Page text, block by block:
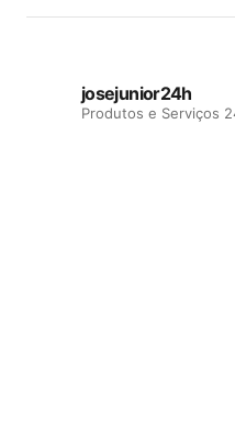
josejunior24h
Produtos e Serviços